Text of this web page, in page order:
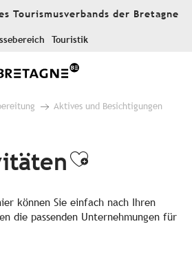
Tourismusverbands der Bretagne
Touristik
Aktives und Besichtigungen
Ajouter
können Sie einfach nach Ihren
die passenden Unternehmungen für